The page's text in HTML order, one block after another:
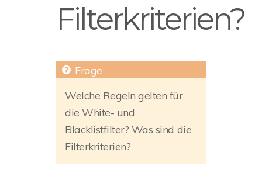
Filterkriterien?
Welche Regeln gelten für
die White- und
Blacklistfilter? Was sind die
Filterkriterien?